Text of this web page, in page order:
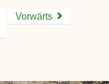
Vorwärts